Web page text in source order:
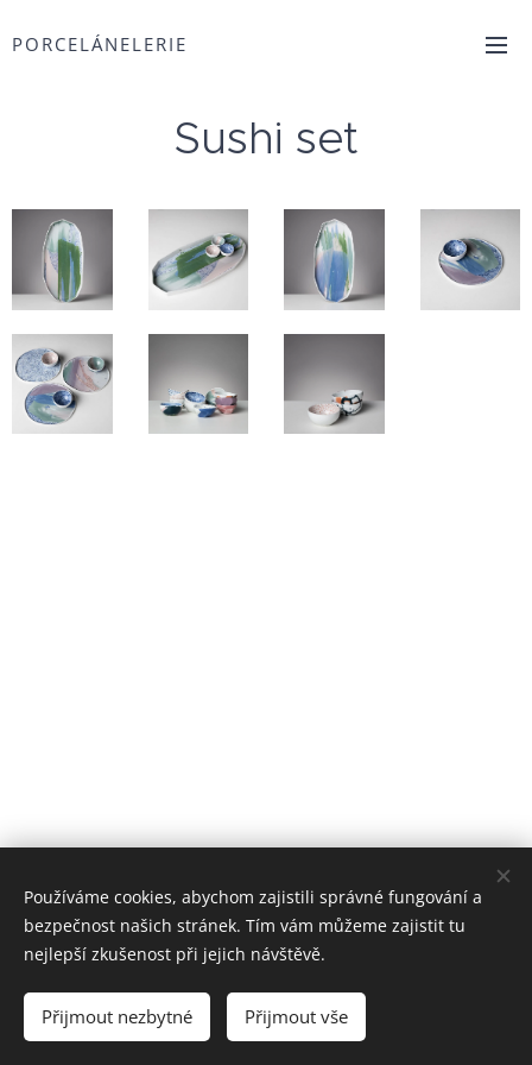
PORCELÁNELERIE
Sushi set
© 2023 Všechna práva vyhrazena
Vytvořeno službou
Cookies
Používáme cookies, abychom zajistili správné fungování a
bezpečnost našich stránek. Tím vám můžeme zajistit tu
nejlepší zkušenost při jejich návštěvě.
Přijmout nezbytné Přijmout vše